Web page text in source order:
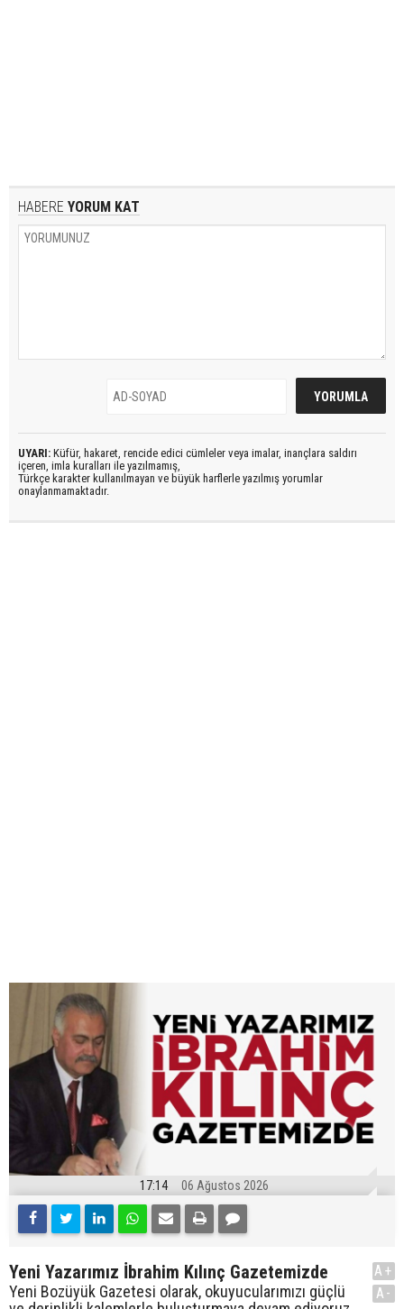
HABERE YORUM KAT
UYARI: Küfür, hakaret, rencide edici cümleler veya imalar, inançlara saldırı
içeren, imla kuralları ile yazılmamış,
Türkçe karakter kullanılmayan ve büyük harflerle yazılmış yorumlar
onaylanmamaktadır.
17:14 06 Ağustos 2026
Yeni Yazarımız İbrahim Kılınç Gazetemizde
Yeni Bozüyük Gazetesi olarak, okuyucularımızı güçlü
A+
A-